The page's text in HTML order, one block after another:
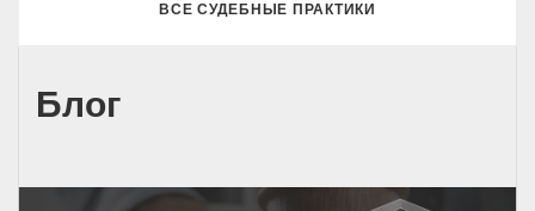
ВСЕ СУДЕБНЫЕ ПРАКТИКИ
Блог